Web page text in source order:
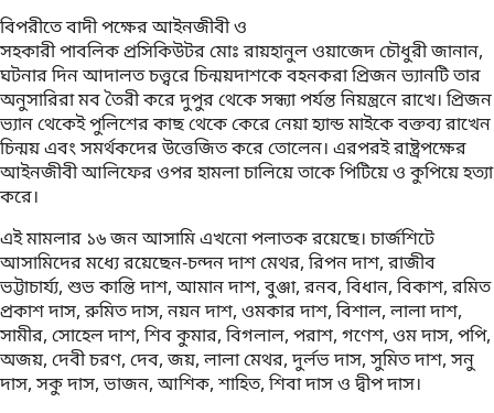
বিপরীতে বাদী পক্ষের আইনজীবী ও
সহকারী পাবলিক প্রসিকিউটর মোঃ রায়হানুল ওয়াজেদ চৌধুরী জানান,
ঘটনার দিন আদালত চত্ত্বরে চিন্ময়দাশকে বহনকরা প্রিজন ভ্যানটি তার
অনুসারিরা মব তৈরী করে দুপুর থেকে সন্ধ্যা পর্যন্ত নিয়ন্ত্রনে রাখে। প্রিজন
ভ্যান থেকেই পুলিশের কাছ থেকে কেরে নেয়া হ্যান্ড মাইকে বক্তব্য রাখেন
চিন্ময় এবং সমর্থকদের উত্তেজিত করে তোলেন। এরপরই রাষ্ট্রপক্ষের
আইনজীবী আলিফের ওপর হামলা চালিয়ে তাকে পিটিয়ে ও কুপিয়ে হত্যা
করে।
এই মামলার ১৬ জন আসামি এখনো পলাতক রয়েছে। চার্জশিটে
আসামিদের মধ্যে রয়েছেন-চন্দন দাশ মেথর, রিপন দাশ, রাজীব
ভট্টাচার্য্য, শুভ কান্তি দাশ, আমান দাশ, বুঞ্জা, রনব, বিধান, বিকাশ, রমিত
প্রকাশ দাস, রুমিত দাস, নয়ন দাশ, ওমকার দাশ, বিশাল, লালা দাশ,
সামীর, সোহেল দাশ, শিব কুমার, বিগলাল, পরাশ, গণেশ, ওম দাস, পপি,
অজয়, দেবী চরণ, দেব, জয়, লালা মেথর, দুর্লভ দাস, সুমিত দাশ, সনু
দাস, সকু দাস, ভাজন, আশিক, শাহিত, শিবা দাস ও দ্বীপ দাস।